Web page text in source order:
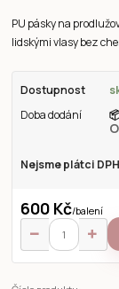
PU pásky na
lidskými vlasy bez
Dostupnost
Doba dodání
Nejsme plátci DPH
600 Kč/balení